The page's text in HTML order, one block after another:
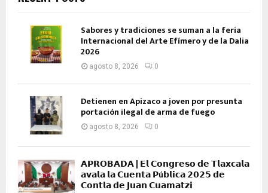
Sabores y tradiciones se suman a la feria
Internacional del Arte Efímero y de la Dalia
2026
agosto 8, 2026 0
Detienen en Apizaco a joven por presunta
portación ilegal de arma de fuego
agosto 8, 2026 0
𝗔𝗣𝗥𝗢𝗕𝗔𝗗𝗔 | 𝗘𝗹 𝗖𝗼𝗻𝗴𝗿𝗲𝘀𝗼 𝗱𝗲 𝗧𝗹𝗮𝘅𝗰𝗮𝗹𝗮
𝗮𝘃𝗮𝗹𝗮 𝗹𝗮 𝗖𝘂𝗲𝗻𝘁𝗮 𝗣ú𝗯𝗹𝗶𝗰𝗮 𝟮𝟬𝟮𝟱 𝗱𝗲
𝗖𝗼𝗻𝘁𝗹𝗮 𝗱𝗲 𝗝𝘂𝗮𝗻 𝗖𝘂𝗮𝗺𝗮𝘁𝘇𝗶